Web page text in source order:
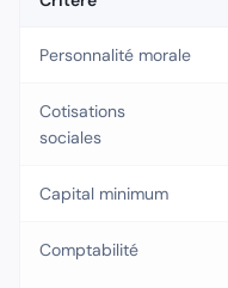
Personnalité morale
Cotisations
sociales
Capital minimum
Comptabilité